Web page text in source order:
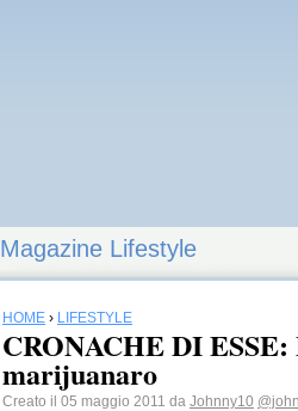
Magazine Lifestyle
HOME › LIFESTYLE
CRONACHE DI
marijuanaro
Creato il 05 maggio 2011 da Johnny10